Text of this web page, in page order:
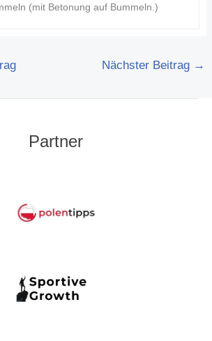
(mit Betonung auf Bummeln.)
Nächster Beitrag →
Partner